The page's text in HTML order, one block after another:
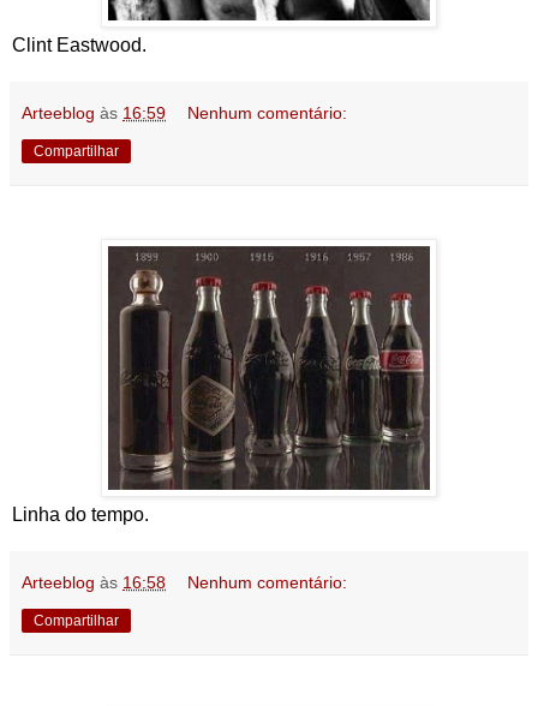
Clint Eastwood.
Arteeblog às 16:59 Nenhum comentário:
Compartilhar
Linha do tempo.
Arteeblog às 16:58 Nenhum comentário:
Compartilhar